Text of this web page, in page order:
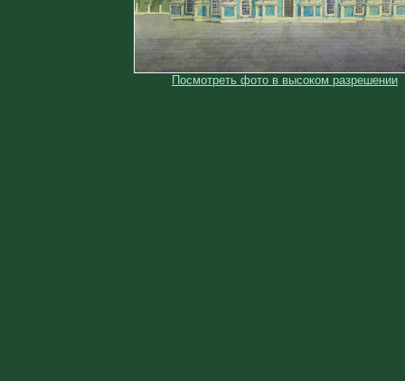
Посмотреть фото в высоком разрешении